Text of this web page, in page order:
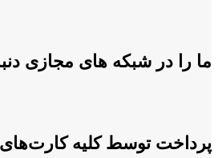
ما را در شبکه های مجازی
پرداخت توسط کلیه کارت‌های